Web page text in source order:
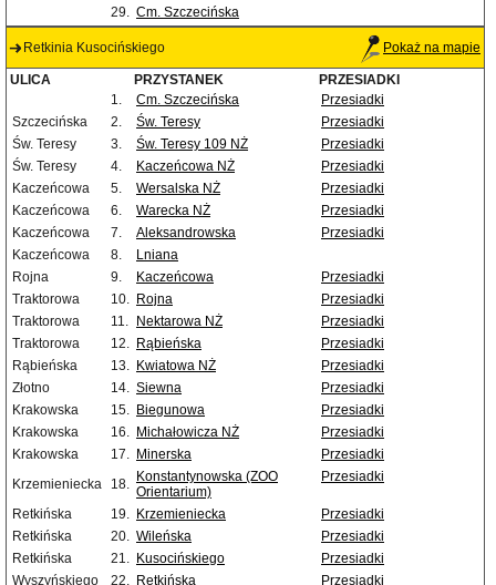
29. Cm. Szczecińska
Retkinia Kusocińskiego Pokaż na mapie
ULICA PRZYSTANEK
PRZESIADKI
1.
Cm. Szczecińska
Przesiadki
Szczecińska
2. Św. Teresy
Przesiadki
Św. Teresy
3. Św. Teresy 109 NŻ
Przesiadki
Św. Teresy
4. Kaczeńcowa NŻ
Przesiadki
Kaczeńcowa
5. Wersalska NŻ
Przesiadki
Kaczeńcowa
6. Warecka NŻ
Przesiadki
Kaczeńcowa
7. Aleksandrowska
Przesiadki
Kaczeńcowa
8.
Lniana
Rojna
9. Kaczeńcowa
Przesiadki
Traktorowa
10. Rojna
Przesiadki
Traktorowa
11. Nektarowa NŻ
Przesiadki
Traktorowa
12. Rąbieńska
Przesiadki
Rąbieńska
13. Kwiatowa NŻ
Przesiadki
Złotno
14. Siewna
Przesiadki
Krakowska
15. Biegunowa
Przesiadki
Krakowska
16. Michałowicza NŻ
Przesiadki
Krakowska
17. Minerska
Przesiadki
Krzemieniecka
18. Konstantynowska (ZOO
Orientarium)
Przesiadki
Retkińska 19. Krzemieniecka
Przesiadki
Retkińska
20. Wileńska
Przesiadki
Retkińska
21. Kusocińskiego
Przesiadki
Wyszyńskiego
22. Retkińska Przesiadki